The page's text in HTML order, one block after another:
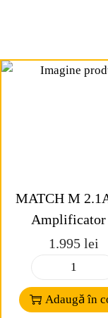
MATCH M
Amplificator
canale
1.995 lei
Adaugă în